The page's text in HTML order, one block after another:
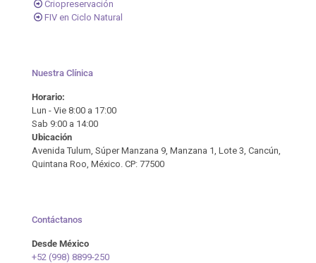
Criopreservación
FIV en Ciclo Natural
Nuestra Clínica
Horario:
Lun - Vie 8:00 a 17:00
Sab 9:00 a 14:00
Ubicación
Avenida Tulum, Súper Manzana 9, Manzana 1, Lote 3, Cancún,
Quintana Roo, México. CP: 77500
Contáctanos
Desde México
+52 (998) 8899-250